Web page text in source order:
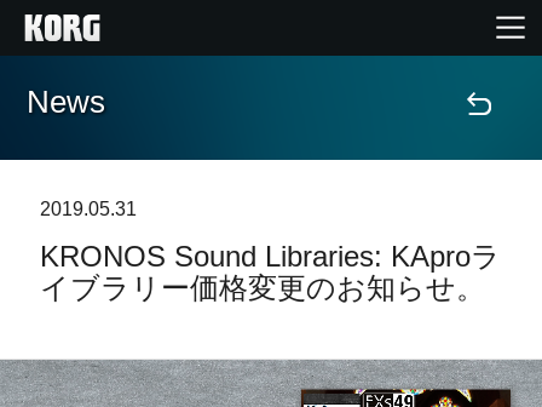
Home
Import Products
Events
News
2019.05.31
KRONOS Sound Libraries: KAproラ
イブラリー価格変更のお知らせ。